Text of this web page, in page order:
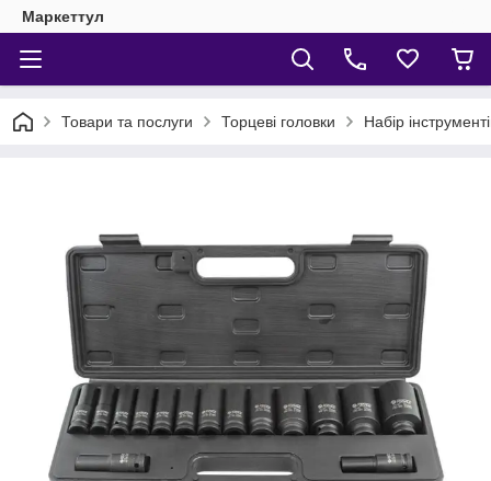
Маркеттул
Товари та послуги Торцеві головки Набір